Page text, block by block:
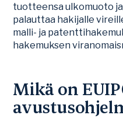
tuotteensa ulkomuoto
palauttaa hakijalle
malli- ja
hakemuksen
Mikä on